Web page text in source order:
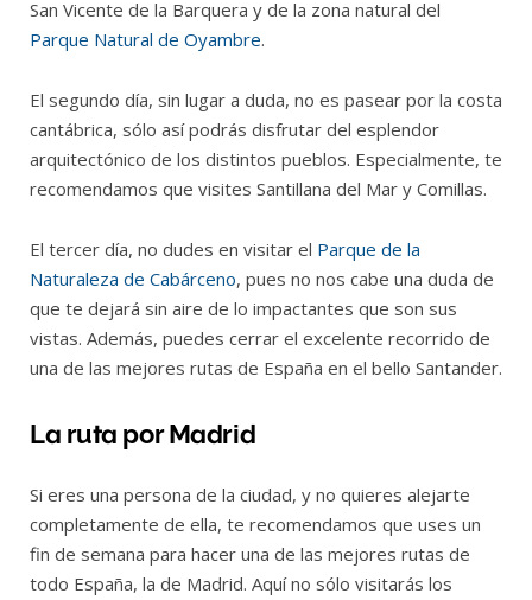
San Vicente de la Barquera y de la zona natural del
Parque Natural de Oyambre.
El segundo día, sin lugar a duda, no es pasear por la costa
cantábrica, sólo así podrás disfrutar del esplendor
arquitectónico de los distintos pueblos. Especialmente, te
recomendamos que visites Santillana del Mar y Comillas.
El tercer día, no dudes en visitar el Parque de la
Naturaleza de Cabárceno, pues no nos cabe una duda de
que te dejará sin aire de lo impactantes que son sus
vistas. Además, puedes cerrar el excelente recorrido de
una de las mejores rutas de España en el bello Santander.
La ruta por Madrid
Si eres una persona de la ciudad, y no quieres alejarte
completamente de ella, te recomendamos que uses un
fin de semana para hacer una de las mejores rutas de
todo España, la de Madrid. Aquí no sólo visitarás los